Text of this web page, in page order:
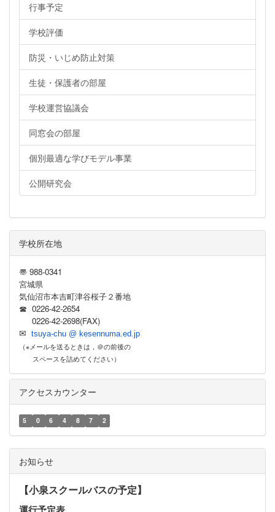
行事予定
学校評価
防災・いじめ防止対策
生徒・保護者の部屋
学校運営協議会
同窓会の部屋
個別最適な学びモデル事業
公開研究会
学校所在地
〠 988-0341
宮城県
気仙沼市本吉町津谷桜子２番地
☎ 0226-42-2654
0226-42-2698(FAX)
✉ tsuya-chu @ kesennuma.ed.jp
（※メールを送るときは，＠の前後の
スペースを詰めてください）
アクセスカウンター
5 0 6 4 8 7 2
お知らせ
【小泉スクールバスの予定】